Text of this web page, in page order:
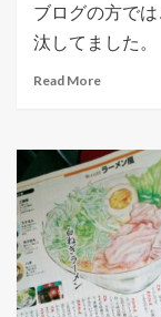
ブログの方で
汰してました。
Read More